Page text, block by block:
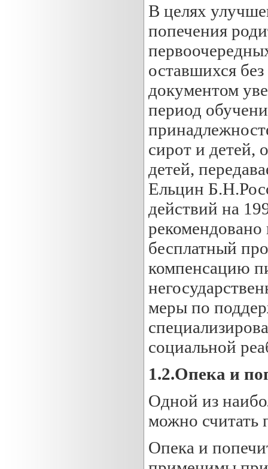
В целях
попечения
оставшихся
документом
период
сирот и детей,
детей,
Ельцин
действий на
рекомендовано
бесплатный
компенсацию
меры по
социальной
1.2.Опека и
Одной из
можно считать
Опека и